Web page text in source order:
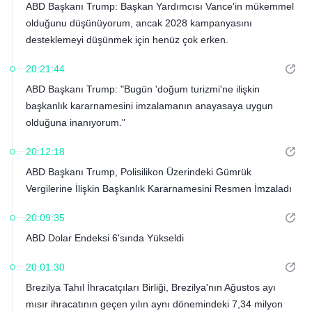
ABD Başkanı Trump: Başkan Yardımcısı Vance'in mükemmel
olduğunu düşünüyorum, ancak 2028 kampanyasını
desteklemeyi düşünmek için henüz çok erken.
20:21:44
ABD Başkanı Trump: "Bugün 'doğum turizmi'ne ilişkin
başkanlık kararnamesini imzalamanın anayasaya uygun
olduğuna inanıyorum."
20:12:18
ABD Başkanı Trump, Polisilikon Üzerindeki Gümrük
Vergilerine İlişkin Başkanlık Kararnamesini Resmen İmzaladı
20:09:35
ABD Dolar Endeksi 6'sında Yükseldi
20:01:30
Brezilya Tahıl İhracatçıları Birliği, Brezilya'nın Ağustos ayı
mısır ihracatının geçen yılın aynı dönemindeki 7,34 milyon